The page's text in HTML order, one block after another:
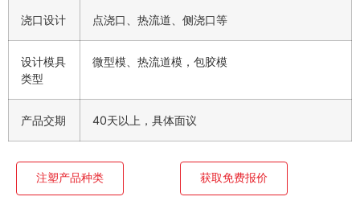
浇口设计 点浇口、热流道、侧浇口等
设计模具
类型
微型模、热流道模，包胶模
产品交期 40天以上，具体面议
注塑产品种类 获取免费报价